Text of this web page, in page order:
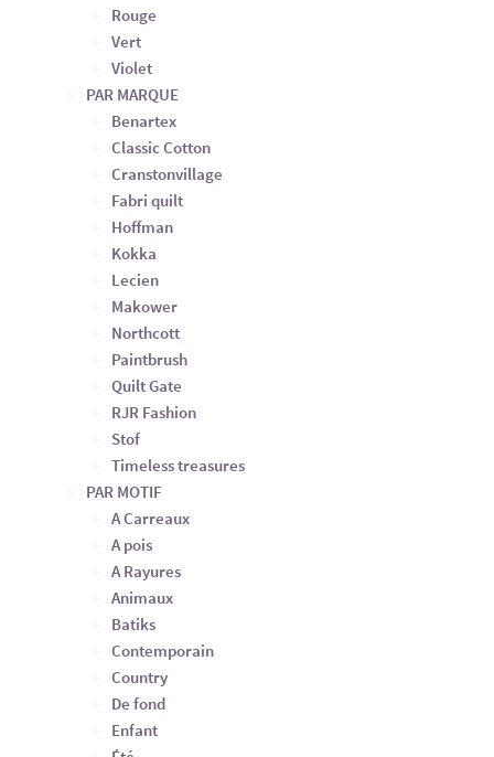
Rouge
Vert
Violet
PAR MARQUE
Benartex
Classic Cotton
Cranstonvillage
Fabri quilt
Hoffman
Kokka
Lecien
Makower
Northcott
Paintbrush
Quilt Gate
RJR Fashion
Stof
Timeless treasures
PAR MOTIF
A Carreaux
A pois
A Rayures
Animaux
Batiks
Contemporain
Country
De fond
Enfant